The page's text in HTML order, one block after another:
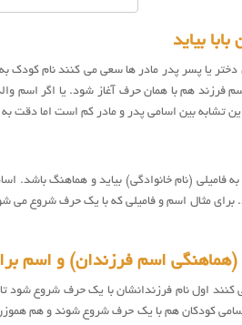
بیاید
دختر یا پسر پدر مادر ها سعی می کنند نام کودک
هم با همان حرف آغاز شود. یا اگر اسم
تشابه بین اسامی پدر و مادر کم است اما دقت به
فامیلی (نام خانوادگی) بیاید و هماهنگ باشد.
برای مثال اسم و فامیلی که با یک حرف شروع می
(هماهنگی اسم فرزندان) و اسم
کنند اول نام فرزندانشان با یک حرف شروع شود
کودکان هم با یک حرف شروع شوند و هم